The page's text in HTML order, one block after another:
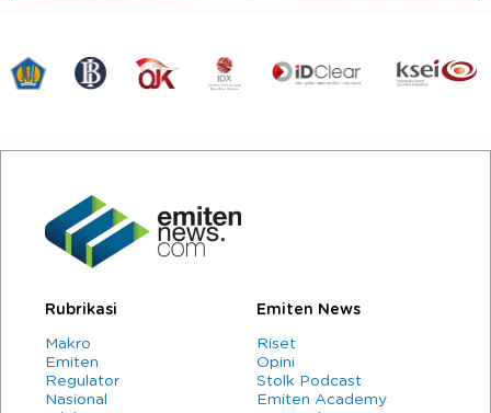
Rubrikasi
Makro
Emiten
Regulator
Nasional
Emiten News
Riset
Opini
Stolk Podcast
Emiten Academy